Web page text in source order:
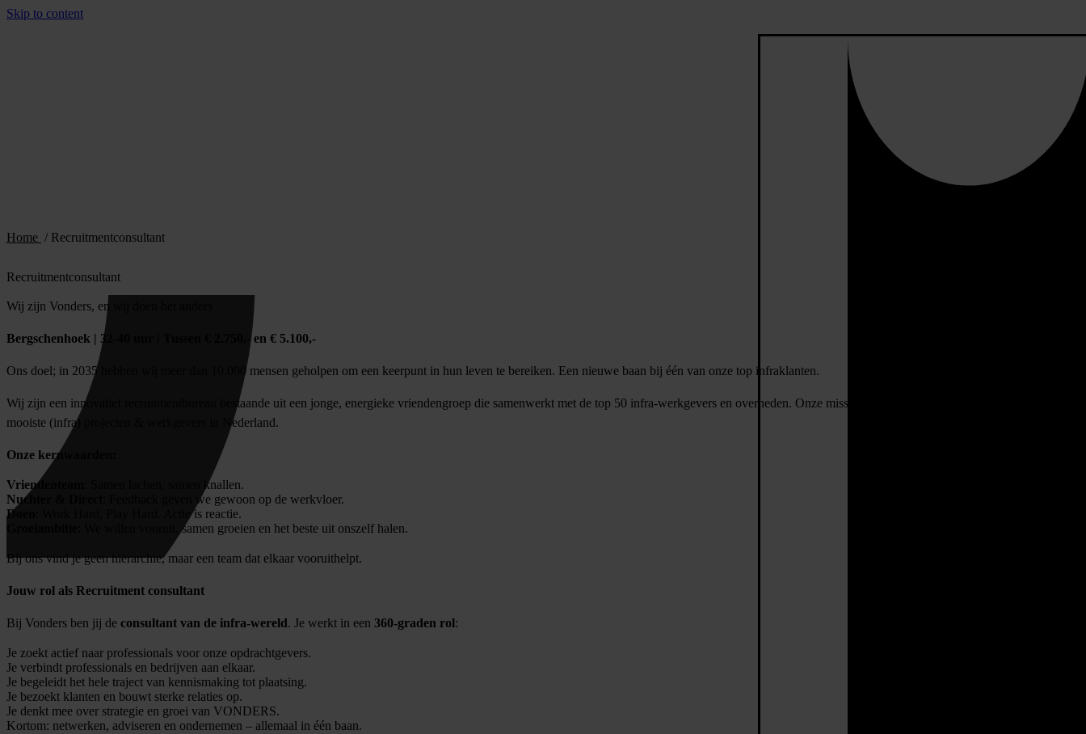
Skip to content
Home / Recruitmentconsultant
Recruitmentconsultant
Wij zijn Vonders, en wij doen het anders
Bergschenhoek | 32-40 uur | Tussen € 2.750,- en € 5.100,-
Ons doel; in 2035 hebben wij meer dan 10.000 mensen geholpen om een keerpunt in hun leven te bereiken. Een nieuwe baan bij één van onze top infraklanten.
Wij zijn een innovatief recruitmentbureau bestaande uit een jonge, energieke vriendengroep die samenwerkt met de top 50 infra-werkgevers en overheden. Onze missie? Het verbinden van top talent met de
mooiste (infra) projecten & werkgevers in Nederland.
Onze kernwaarden:
Vriendenteam
: Samen lachen, samen knallen.
Nuchter & Direct
: Feedback geven we gewoon op de werkvloer.
Doen
: Work Hard, Play Hard. Actie is reactie.
: We willen vooruit, samen groeien en het beste uit onszelf halen.
Bij ons vind je geen hiërarchie, maar een team dat elkaar vooruithelpt.
Jouw rol als Recruitment consultant
Bij Vonders ben jij de consultant van de infra-wereld. Je werkt in een 360-graden rol:
Je zoekt actief naar professionals voor onze opdrachtgevers.
Je verbindt professionals en bedrijven aan elkaar.
Je begeleidt het hele traject van kennismaking tot plaatsing.
Je bezoekt klanten en bouwt sterke relaties op.
Je denkt mee over strategie en groei van VONDERS.
Kortom: netwerken, adviseren en ondernemen – allemaal in één baan.